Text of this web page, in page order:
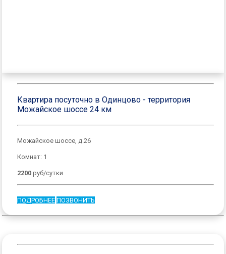
Квартира посуточно в Одинцово - территория
Можайское шоссе 24 км
Можайское шоссе, д.26
Комнат: 1
2200 руб/сутки
ПОДРОБНЕЕ ПОЗВОНИТЬ